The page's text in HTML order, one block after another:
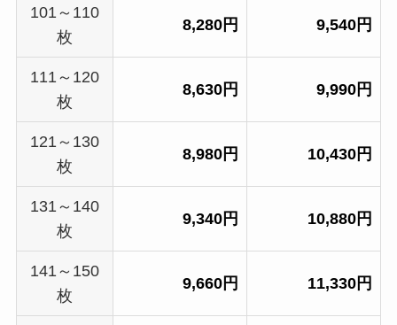
101～110
枚
8,280円 9,540円
111～120
枚
8,630円 9,990円
121～130
枚
8,980円 10,430円
131～140
枚
9,340円 10,880円
141～150
枚
9,660円 11,330円